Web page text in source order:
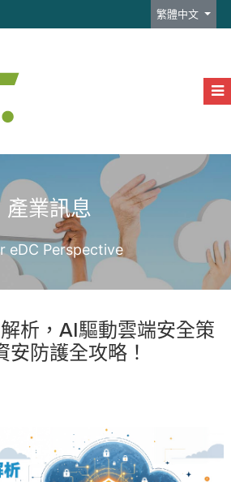
選擇你的語言
繁體中文
產業訊息
eDC Perspective
析，AI驅動雲端安全策
安防護全攻略！